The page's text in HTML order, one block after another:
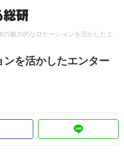
の魅力的なロケーションを活かしたエ
を活かしたエンター